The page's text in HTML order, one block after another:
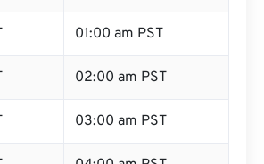
01:00 am PST
02:00 am PST
03:00 am PST